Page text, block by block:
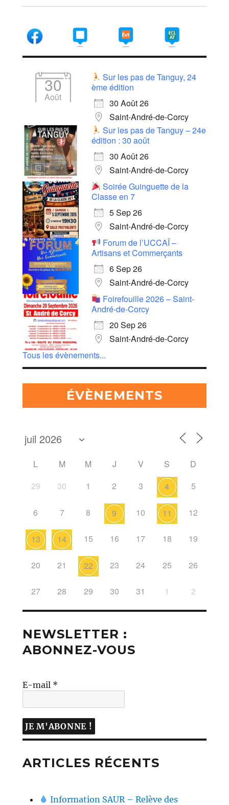
30
Août
Sur les pas de Tanguy, 24
ème édition
30 Août 26
Saint-André-de-Corcy
Sur les pas de Tanguy – 24e
édition : 30 août
30 Août 26
Saint-André-de-Corcy
Soirée Guinguette de la
Classe en 7
5 Sep 26
Saint-André-de-Corcy
Forum de l’UCCAÏ –
Artisans et Commerçants
6 Sep 26
Saint-André-de-Corcy
Foirefouille 2026 – Saint-
André-de-Corcy
20 Sep 26
Saint-André-de-Corcy
Tous les évènements...
ÉVÈNEMENTS
L M M J V S
D
29
30 1 2 3 4 5
6 7 8 9 10 11 12
13 14 15 16 17 18 19
20 21 22 23 24 25 26
27 28 29 30 31 1 2
NEWSLETTER :
ABONNEZ-VOUS
E-mail *
ARTICLES RÉCENTS
Information SAUR – Relève des